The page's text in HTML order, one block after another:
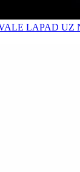
LAPAD UZ